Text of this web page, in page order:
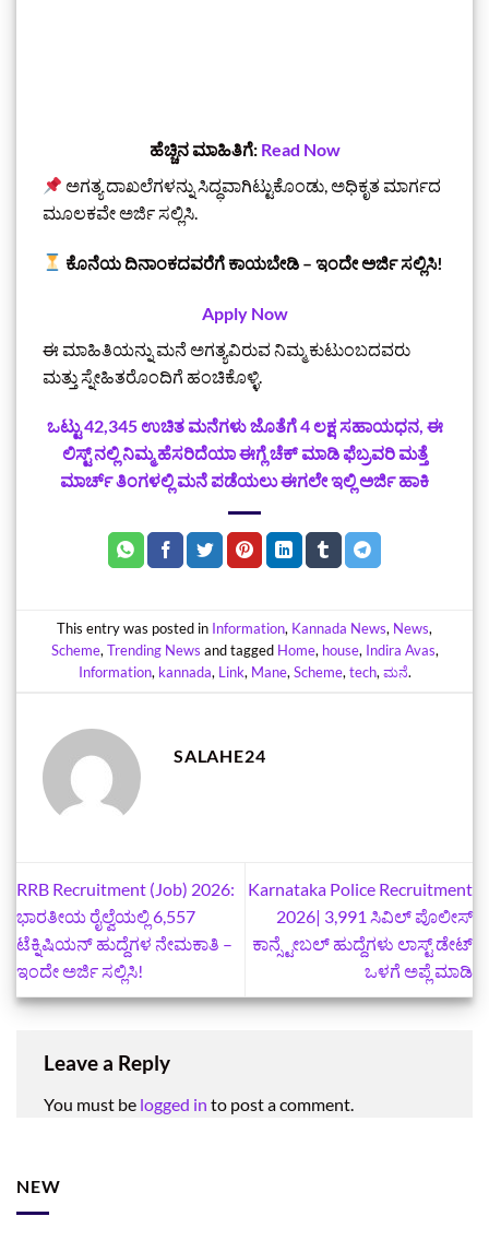
ಹೆಚ್ಚಿನ ಮಾಹಿತಿಗೆ: Read Now
ಅಗತ್ಯ ದಾಖಲೆಗಳನ್ನು ಸಿದ್ಧವಾಗಿಟ್ಟುಕೊಂಡು, ಅಧಿಕೃತ ಮಾರ್ಗದ
ಮೂಲಕವೇ ಅರ್ಜಿ ಸಲ್ಲಿಸಿ.
ಕೊನೆಯ ದಿನಾಂಕದವರೆಗೆ ಕಾಯಬೇಡಿ – ಇಂದೇ ಅರ್ಜಿ ಸಲ್ಲಿಸಿ!
Apply Now
ಈ ಮಾಹಿತಿಯನ್ನು ಮನೆ ಅಗತ್ಯವಿರುವ ನಿಮ್ಮ ಕುಟುಂಬದವರು
ಮತ್ತು ಸ್ನೇಹಿತರೊಂದಿಗೆ ಹಂಚಿಕೊಳ್ಳಿ.
ಒಟ್ಟು 42,345 ಉಚಿತ ಮನೆಗಳು ಜೊತೆಗೆ 4 ಲಕ್ಷ ಸಹಾಯಧನ, ಈ
ಲಿಸ್ಟ್‌ ನಲ್ಲಿ ನಿಮ್ಮ ಹೆಸರಿದೆಯಾ ಈಗ್ಲೆ ಚೆಕ್‌ ಮಾಡಿ ಫೆಬ್ರವರಿ ಮತ್ತೆ
ಮಾರ್ಚ್ ತಿಂಗಳಲ್ಲಿ ಮನೆ ಪಡೆಯಲು ಈಗಲೇ ಇಲ್ಲಿ ಅರ್ಜಿ ಹಾಕಿ
This entry was posted in Information, Kannada News, News,
Scheme, Trending News and tagged Home, house, Indira Avas,
Information, kannada, Link, Mane, Scheme, tech, ಮನೆ.
SALAHE24
RRB Recruitment (Job) 2026:
ಭಾರತೀಯ ರೈಲ್ವೆಯಲ್ಲಿ 6,557
ಟೆಕ್ನಿಷಿಯನ್ ಹುದ್ದೆಗಳ ನೇಮಕಾತಿ –
ಇಂದೇ ಅರ್ಜಿ ಸಲ್ಲಿಸಿ!
Karnataka Police Recruitment
2026| 3,991 ಸಿವಿಲ್ ಪೊಲೀಸ್
ಕಾನ್ಸ್ಟೇಬಲ್ ಹುದ್ದೆಗಳು ಲಾಸ್ಟ್‌ ಡೇಟ್‌
ಒಳಗೆ ಅಪ್ಲೆ ಮಾಡಿ
Leave a Reply
You must be logged in to post a comment.
NEW